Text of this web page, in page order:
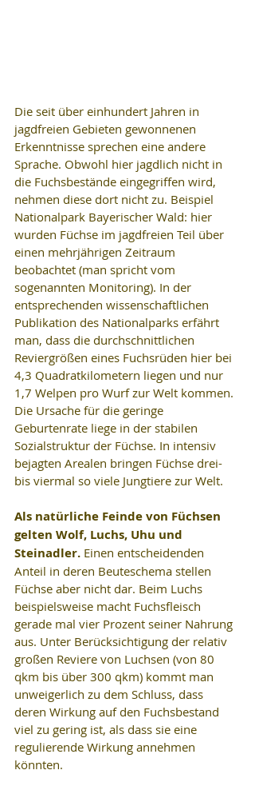
Die seit über einhundert Jahren in
jagdfreien Gebieten gewonnenen
Erkenntnisse sprechen eine andere
Sprache. Obwohl hier jagdlich nicht in
die Fuchsbestände eingegriffen wird,
nehmen diese dort nicht zu. Beispiel
Nationalpark Bayerischer Wald: hier
wurden Füchse im jagdfreien Teil über
einen mehrjährigen Zeitraum
beobachtet (man spricht vom
sogenannten Monitoring). In der
entsprechenden wissenschaftlichen
Publikation des Nationalparks erfährt
man, dass die durchschnittlichen
Reviergrößen eines Fuchsrüden hier bei
4,3 Quadratkilometern liegen und nur
1,7 Welpen pro Wurf zur Welt kommen.
Die Ursache für die geringe
Geburtenrate liege in der stabilen
Sozialstruktur der Füchse. In intensiv
bejagten Arealen bringen Füchse drei-
bis viermal so viele Jungtiere zur Welt.
Als natürliche Feinde von Füchsen
gelten Wolf, Luchs, Uhu und
Steinadler. Einen entscheidenden
Anteil in deren Beuteschema stellen
Füchse aber nicht dar. Beim Luchs
beispielsweise macht Fuchsfleisch
gerade mal vier Prozent seiner Nahrung
aus. Unter Berücksichtigung der relativ
großen Reviere von Luchsen (von 80
qkm bis über 300 qkm) kommt man
unweigerlich zu dem Schluss, dass
deren Wirkung auf den Fuchsbestand
viel zu gering ist, als dass sie eine
regulierende Wirkung annehmen
könnten.